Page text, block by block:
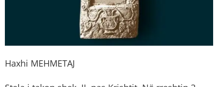
Haxhi MEHMETAJ